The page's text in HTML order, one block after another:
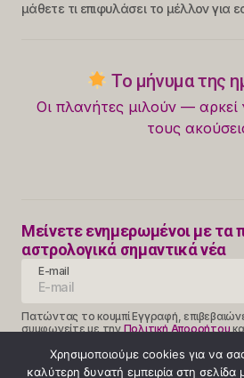
μάθετε τι επιφυλάσει το μέλλον για
Το μήνυμα της
Οι πλανήτες μιλούν — αρκεί
τους
Μείνετε ενημερωμένοι με τα
αστρολογικά σημαντικά νέα
E-mail
Πατώντας το κουμπί Εγγραφή,
συμφωνείτε με τηνΠολιτική Απορρήτου
Χρησιμοποιούμε cookies για να
καλύτερη δυνατή εμπειρία στη